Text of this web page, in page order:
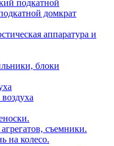
подкатной
домкрат
аппаратура и
блоки
съемники.
на колесо.